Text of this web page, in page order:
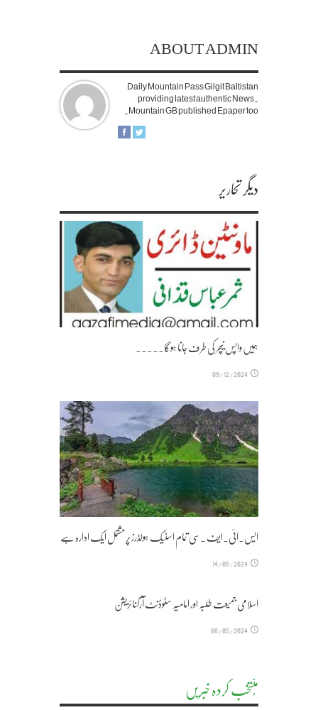
ABOUT ADMIN
Daily Mountain Pass Gilgit Baltistan
providing latest authentic News.
Mountain GB published Epaper too.
دیگر تحاریر
ہمیں واپس نیچر کی طرف جانا ہوگا۔۔۔۔۔
09/12/2024
ایس۔ائی۔ایف ۔سی تمام اسٹیک ہولڈرز پر مشتمل ایک ادارہ ہے
14/05/2024
اسلامی جمیعت طلبہ اور امامیہ سٹوڈنٹ آرگنائزیشن
06/05/2024
مُنتخب کردہ خبریں